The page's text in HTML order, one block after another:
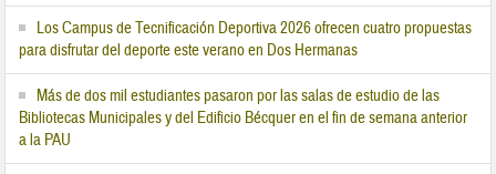
Los Campus de Tecnificación Deportiva 2026 ofrecen cuatro propuestas
para disfrutar del deporte este verano en Dos Hermanas
Más de dos mil estudiantes pasaron por las salas de estudio de las
Bibliotecas Municipales y del Edificio Bécquer en el fin de semana anterior
a la PAU